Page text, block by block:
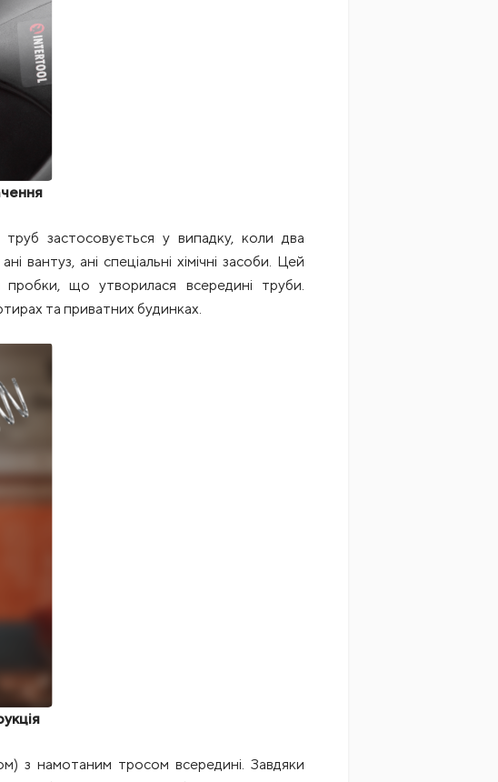
застосовується у випадку, коли два
вантуз, ані спеціальні хімічні засоби. Цей
що утворилася всередині труби.
та приватних будинках.
з намотаним тросом всередині. Завдяки